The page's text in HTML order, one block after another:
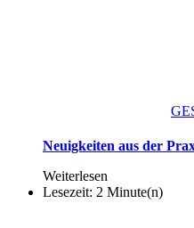
Neuigkeiten aus der
Weiterlesen
Lesezeit: 2 Minute(n)